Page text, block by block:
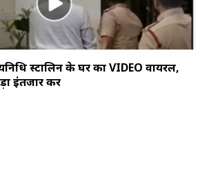
स्टालिन के घर का VIDEO वायरल,
इंतजार करें